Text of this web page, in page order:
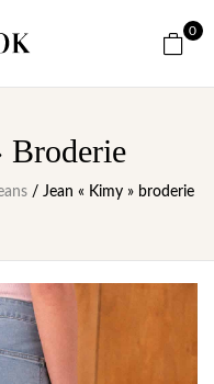
0
Broderie
/ Jean « Kimy » broderie